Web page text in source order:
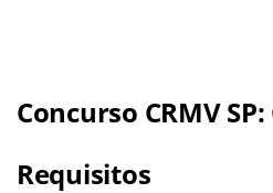
Concurso CRMV
Requisitos